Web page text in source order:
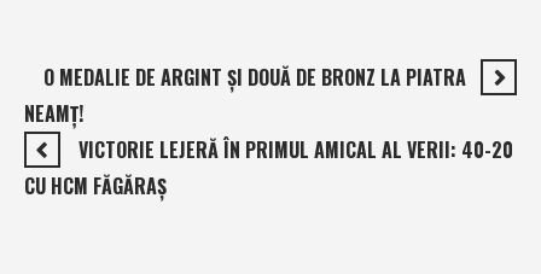
O MEDALIE DE ARGINT ŞI DOUĂ DE BRONZ LA PIATRA
NEAMŢ!
VICTORIE LEJERĂ ÎN PRIMUL AMICAL AL VERII: 40-20
CU HCM FĂGĂRAŞ